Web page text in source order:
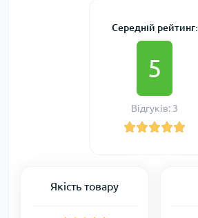
Середній рейтинг:
5
Відгуків: 3
Якість товару